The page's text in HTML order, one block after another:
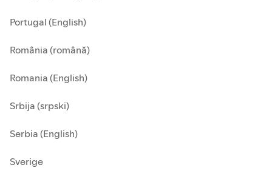
Portugal (English)
România (română)
Romania (English)
Srbija (srpski)
Serbia (English)
Sverige